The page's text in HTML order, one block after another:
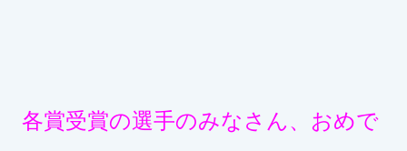
各賞受賞の選手のみなさん、おめで